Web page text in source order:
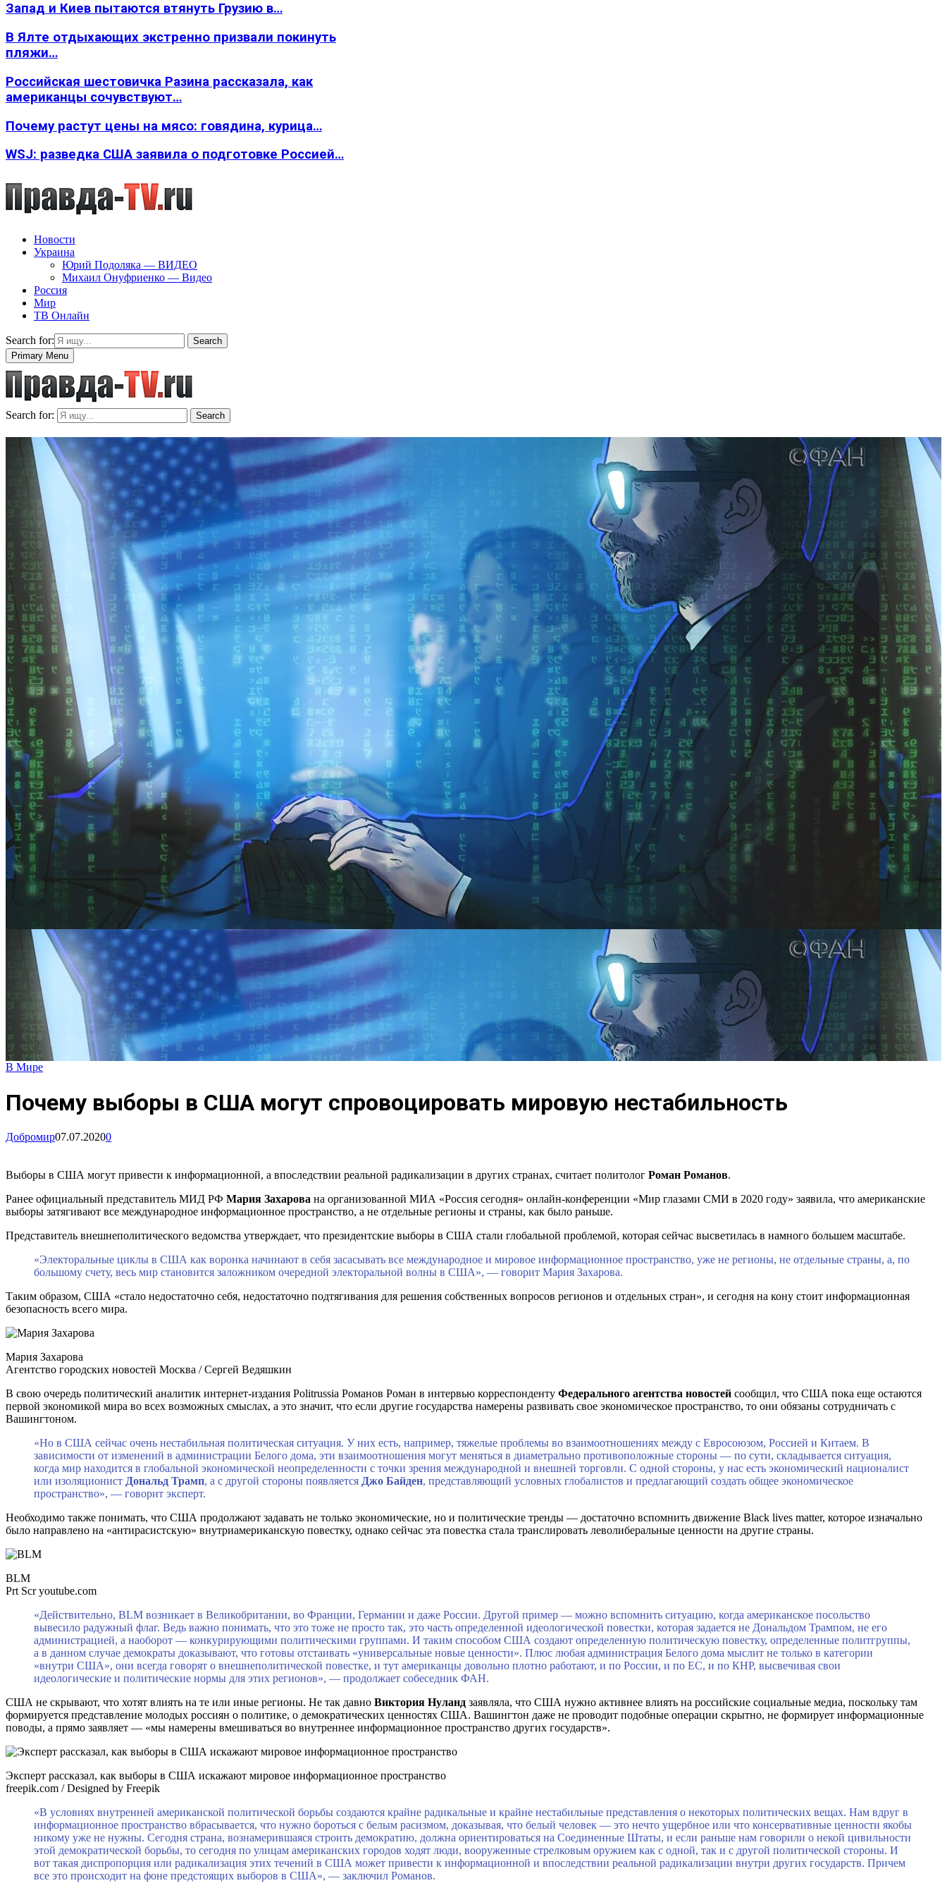
Запад и Киев пытаются втянуть Грузию в…
В Ялте отдыхающих экстренно призвали покинуть
пляжи…
Российская шестовичка Разина рассказала, как
американцы сочувствуют…
Почему растут цены на мясо: говядина, курица…
WSJ: разведка США заявила о подготовке Россией…
Новости
Украина
Юрий Подоляка — ВИДЕО
Михаил Онуфриенко — Видео
Россия
Мир
ТВ Онлайн
Search for:
Search
Primary Menu
Search for: Search
В Мире
Почему выборы в США могут спровоцировать мировую нестабильность
Добромир07.07.20200
Выборы в США могут привести к информационной, а впоследствии реальной радикализации в других странах, считает политолог Роман Романов.
Ранее официальный представитель МИД РФ Мария Захарова на организованной МИА «Россия сегодня» онлайн-конференции «Мир глазами СМИ в 2020 году» заявила, что американские
выборы затягивают все международное информационное пространство, а не отдельные регионы и страны, как было раньше.
Представитель внешнеполитического ведомства утверждает, что президентские выборы в США стали глобальной проблемой, которая сейчас высветилась в намного большем масштабе.
«Электоральные циклы в США как воронка начинают в себя засасывать все международное и мировое информационное пространство, уже не регионы, не отдельные страны, а, по
большому счету, весь мир становится заложником очередной электоральной волны в США», — говорит Мария Захарова.
Таким образом, США «стало недостаточно себя, недостаточно подтягивания для решения собственных вопросов регионов и отдельных стран», и сегодня на кону стоит информационная
безопасность всего мира.
Мария Захарова
Агентство городских новостей Москва / Сергей Ведяшкин
В свою очередь политический аналитик интернет-издания Politrussia Романов Роман в интервью корреспонденту Федерального агентства новостей сообщил, что США пока еще остаются
первой экономикой мира во всех возможных смыслах, а это значит, что если другие государства намерены развивать свое экономическое пространство, то они обязаны сотрудничать с
Вашингтоном.
«Но в США сейчас очень нестабильная политическая ситуация. У них есть, например, тяжелые проблемы во взаимоотношениях между с Евросоюзом, Россией и Китаем. В
зависимости от изменений в администрации Белого дома, эти взаимоотношения могут меняться в диаметрально противоположные стороны — по сути, складывается ситуация,
когда мир находится в глобальной экономической неопределенности с точки зрения международной и внешней торговли. С одной стороны, у нас есть экономический националист
или изоляционист Дональд Трамп, а с другой стороны появляется Джо Байден, представляющий условных глобалистов и предлагающий создать общее экономическое
пространство», — говорит эксперт.
Необходимо также понимать, что США продолжают задавать не только экономические, но и политические тренды — достаточно вспомнить движение Black lives matter, которое изначально
было направлено на «антирасистскую» внутриамериканскую повестку, однако сейчас эта повестка стала транслировать леволиберальные ценности на другие страны.
BLM
Prt Scr youtube.com
«Действительно, BLM возникает в Великобритании, во Франции, Германии и даже России. Другой пример — можно вспомнить ситуацию, когда американское посольство
вывесило радужный флаг. Ведь важно понимать, что это тоже не просто так, это часть определенной идеологической повестки, которая задается не Дональдом Трампом, не его
администрацией, а наоборот — конкурирующими политическими группами. И таким способом США создают определенную политическую повестку, определенные политгруппы,
а в данном случае демократы доказывают, что готовы отстаивать «универсальные новые ценности». Плюс любая администрация Белого дома мыслит не только в категории
«внутри США», они всегда говорят о внешнеполитической повестке, и тут американцы довольно плотно работают, и по России, и по ЕС, и по КНР, высвечивая свои
идеологические и политические нормы для этих регионов», — продолжает собеседник ФАН.
США не скрывают, что хотят влиять на те или иные регионы. Не так давно Виктория Нуланд заявляла, что США нужно активнее влиять на российские социальные медиа, поскольку там
формируется представление молодых россиян о политике, о демократических ценностях США. Вашингтон даже не проводит подобные операции скрытно, не формирует информационные
поводы, а прямо заявляет — «мы намерены вмешиваться во внутреннее информационное пространство других государств».
Эксперт рассказал, как выборы в США искажают мировое информационное пространство
freepik.com / Designed by Freepik
«В условиях внутренней американской политической борьбы создаются крайне радикальные и крайне нестабильные представления о некоторых политических вещах. Нам вдруг в
информационное пространство вбрасывается, что нужно бороться с белым расизмом, доказывая, что белый человек — это нечто ущербное или что консервативные ценности якобы
никому уже не нужны. Сегодня страна, вознамерившаяся строить демократию, должна ориентироваться на Соединенные Штаты, и если раньше нам говорили о некой цивильности
этой демократической борьбы, то сегодня по улицам американских городов ходят люди, вооруженные стрелковым оружием как с одной, так и с другой политической стороны. И
вот такая диспропорция или радикализация этих течений в США может привести к информационной и впоследствии реальной радикализации внутри других государств. Причем
все это происходит на фоне предстоящих выборов в США», — заключил Романов.